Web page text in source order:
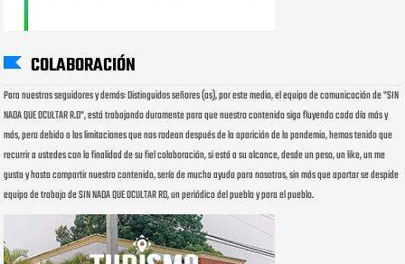
COLABORACIÓN
Para nuestros seguidores y demás: Distinguidos señores (as), por este medio, el equipo de comunicación de "SIN
NADA QUE OCULTAR R.D", está trabajando duramente para que nuestro contenido siga fluyendo cada día más y
más, pero debido a las limitaciones que nos rodean después de la aparición de la pandemia, hemos tenido que
recurrir a ustedes con la finalidad de su fiel colaboración, si está a su alcance, desde un peso, un like, un me
gusta y hasta compartir nuestro contenido, sería de mucha ayuda para nosotros, sin más que aportar se despide
equipo de trabajo de SIN NADA QUE OCULTAR RD, un periódico del pueblo y para el pueblo.